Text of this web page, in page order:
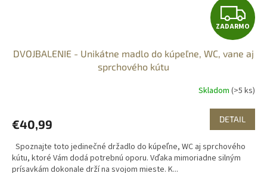
Z
A
D
A
R
M
ZADARMO
DVOJBALENIE - Unikátne madlo do kúpeľne, WC, vane aj
sprchového kútu
Skladom (>5 ks)
€40,99 DETAIL
Spoznajte toto jedinečné držadlo do kúpeľne, WC aj sprchového
kútu, ktoré Vám dodá potrebnú oporu. Vďaka mimoriadne silným
prísavkám dokonale drží na svojom mieste. K...